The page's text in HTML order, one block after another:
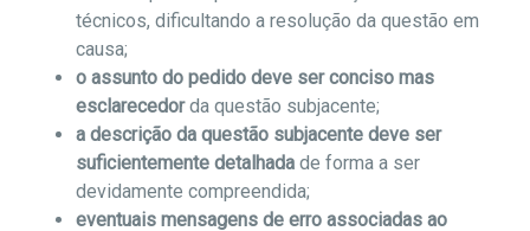
técnicos, dificultando a resolução da questão em
causa;
o assunto do pedido deve ser conciso mas
esclarecedorda questão subjacente;
a descrição da questão subjacente deve ser
suficientemente detalhada de forma a ser
devidamente compreendida;
eventuais mensagens de erro associadas ao